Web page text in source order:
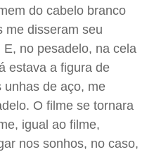
do cabelo branco
me disseram seu
no pesadelo, na cela
estava a figura de
unhas de aço, me
O filme se tornara
igual ao filme,
nos sonhos, no caso,